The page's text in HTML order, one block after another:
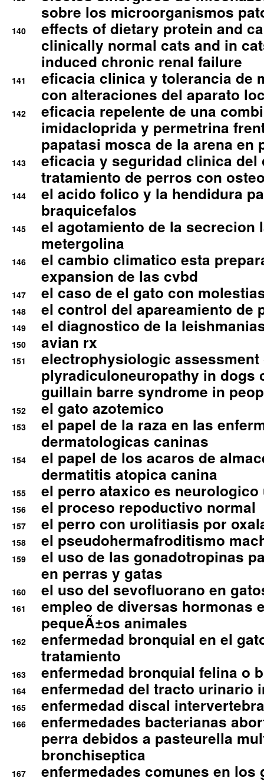
sobre los microorganismos
140
effects of dietary protein and
clinically normal cats and in
induced chronic renal failure
141
eficacia clinica y tolerancia de
con alteraciones del aparato
142
eficacia repelente de una
imidacloprida y permetrina
papatasi mosca de la arena en
143
eficacia y seguridad clinica del
tratamiento de perros con
144
el acido folico y la hendidura
braquicefalos
145
el agotamiento de la secrecion
metergolina
146
el cambio climatico esta
expansion de las cvbd
147 el caso de el gato con
148 el control del apareamiento de
149 el diagnostico de la
150 avian rx
151
electrophysiologic assessment
plyradiculoneuropathy in dogs
guillain barre syndrome in
152 el gato azotemico
153
el papel de la raza en las
dermatologicas caninas
154
el papel de los acaros de
dermatitis atopica canina
155 el perro ataxico es
156 el proceso repoductivo normal
157 el perro con urolitiasis por
158 el pseudohermafroditismo
159
el uso de las gonadotropinas
en perras y gatas
160 el uso del sevofluorano en
161
empleo de diversas hormonas
pequeÃ±os animales
162
enfermedad bronquial en el
tratamiento
163 enfermedad bronquial felina o
164 enfermedad del tracto urinario
165 enfermedad discal
166
enfermedades bacterianas
perra debidos a pasteurella
bronchiseptica
167 enfermedades comunes en los